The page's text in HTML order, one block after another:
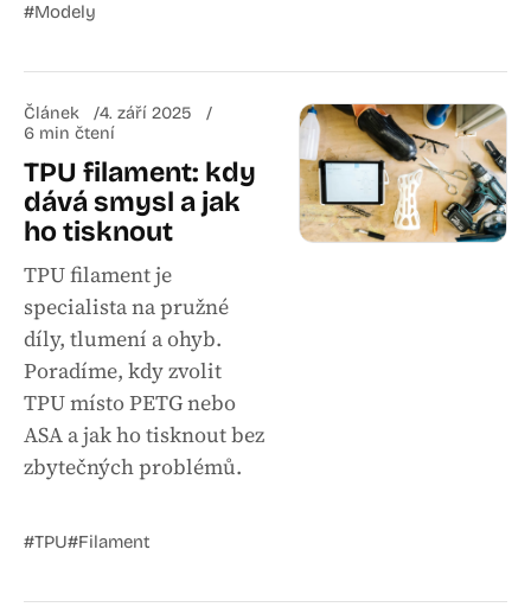
#Modely
Článek
4. září 2025
6 min čtení
TPU filament: kdy
dává smysl a jak
ho tisknout
TPU filament je
specialista na pružné
díly, tlumení a ohyb.
Poradíme, kdy zvolit
TPU místo PETG nebo
ASA a jak ho tisknout bez
zbytečných problémů.
#TPU#Filament